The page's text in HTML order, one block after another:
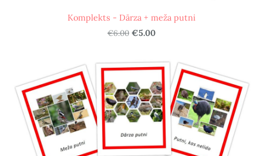
Komplekts - Dārza + meža putni
€6.00 €5.00